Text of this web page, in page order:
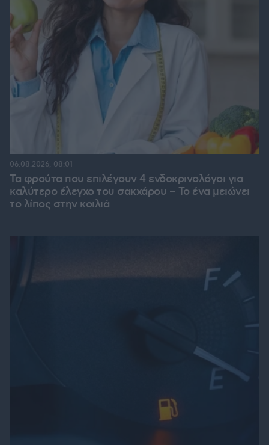
Τα φρούτα που επιλέγουν 4 ενδοκρινολόγοι για
καλύτερο έλεγχο του σακχάρου – Το ένα μειώνει
το λίπος στην κοιλιά
06.08.2026, 08:01